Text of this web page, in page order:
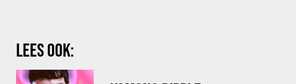
LEES OOK: